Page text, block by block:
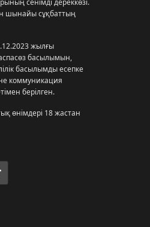
шынайы сұқбаттың
жылғы
басылымын,
басылымды есепке
коммуникация
берілген.
өнімдері 18 жастан